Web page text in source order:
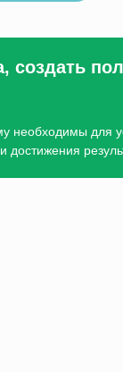
создать
необходимы для
достижения